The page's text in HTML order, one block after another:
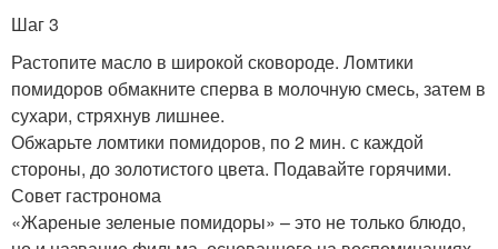
Шаг 3
Растопите масло в широкой сковороде. Ломтики
помидоров обмакните сперва в молочную смесь, затем в
сухари, стряхнув лишнее.
Обжарьте ломтики помидоров, по 2 мин. с каждой
стороны, до золотистого цвета. Подавайте горячими.
Совет гастронома
«Жареные зеленые помидоры» – это не только блюдо,